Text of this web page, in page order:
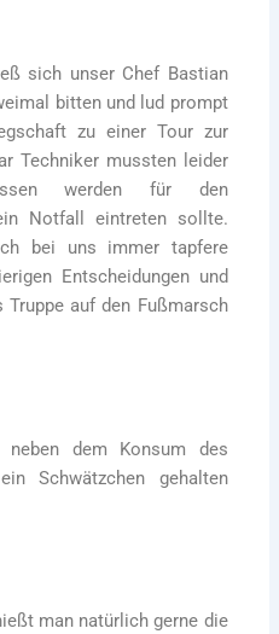
sich unser Chef Bastian
bitten und lud prompt
zu einer Tour zur
Techniker mussten leider
werden für den
Notfall eintreten sollte.
bei uns immer tapfere
Entscheidungen und
auf den Fußmarsch
dem Konsum des
Schwätzchen gehalten
man natürlich gerne die